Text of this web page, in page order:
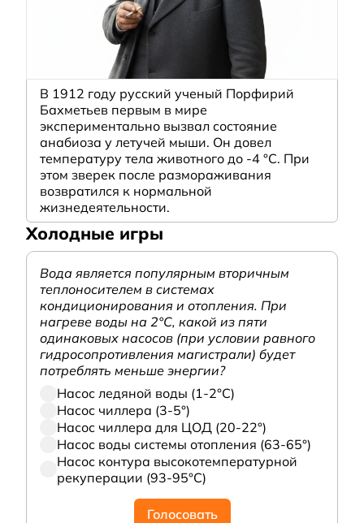
В 1912 году русский ученый Порфирий
Бахметьев первым в мире
экспериментально вызвал состояние
анабиоза у летучей мыши. Он довел
температуру тела животного до -4 °C. При
этом зверек после размораживания
возвратился к нормальной
жизнедеятельности.
Холодные игры
Вода является популярным вторичным
теплоносителем в системах
кондиционирования и отопления. При
нагреве воды на 2°С, какой из пяти
одинаковых насосов (при условии равного
гидросопротивления магистрали) будет
потреблять меньше энергии?
Насос ледяной воды (1-2°С)
Насос чиллера (3-5°)
Насос чиллера для ЦОД (20-22°)
Насос воды системы отопления (63-65°)
Насос контура высокотемпературной
рекуперации (93-95°С)
Голосовать